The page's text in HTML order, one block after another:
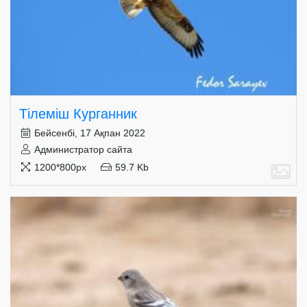
Тілеміш Курганник
Бейсенбі, 17 Ақпан 2022
Администратор сайта
1200*800px
59.7 Kb